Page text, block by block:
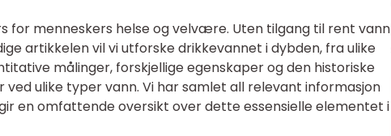
for menneskers helse og velvære. Uten tilgang til rent vann
artikkelen vil vi utforske drikkevannet i dybden, fra ulike
målinger, forskjellige egenskaper og den historiske
ulike typer vann. Vi har samlet all relevant informasjon
en omfattende oversikt over dette essensielle elementet i